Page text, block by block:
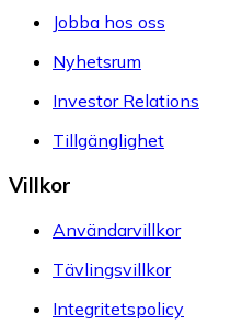
Jobba hos oss
Nyhetsrum
Investor Relations
Tillgänglighet
Villkor
Användarvillkor
Tävlingsvillkor
Integritetspolicy